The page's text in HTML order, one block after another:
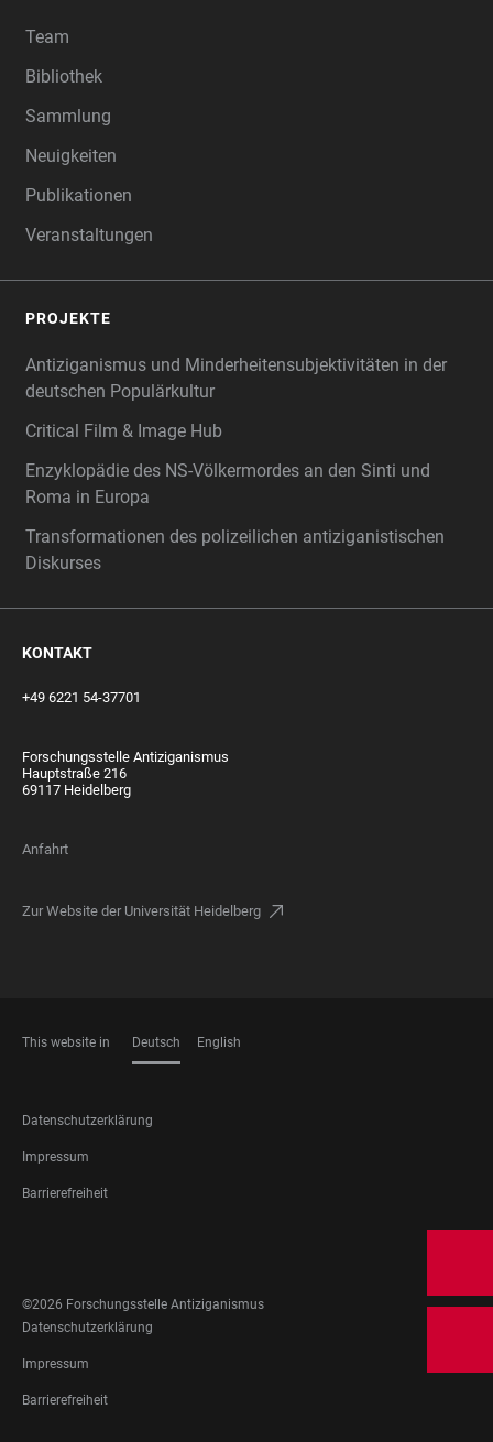
Team
Bibliothek
Sammlung
Neuigkeiten
Publikationen
Veranstaltungen
PROJEKTE
Antiziganismus und Minderheitensubjektivitäten in der
deutschen Populärkultur
Critical Film & Image Hub
Enzyklopädie des NS-Völkermordes an den Sinti und
Roma in Europa
Transformationen des polizeilichen antiziganistischen
Diskurses
KONTAKT
+49 6221 54-37701
Forschungsstelle Antiziganismus
Hauptstraße 216
69117 Heidelberg
Anfahrt
Zur Website der Universität Heidelberg
This website in Deutsch English
FOOTER
LEGAL
Datenschutzerklärung
Impressum
Barrierefreiheit
MEDIA
©2026 Forschungsstelle Antiziganismus
FOOTER
LEGAL
Datenschutzerklärung
Impressum
Barrierefreiheit